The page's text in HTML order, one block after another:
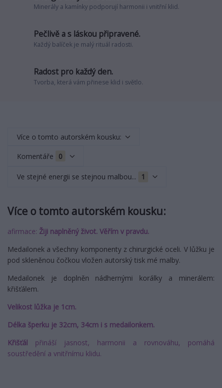
Minerály a kamínky podporují harmonii i vnitřní klid.
Pečlivě a s láskou připravené.
Každý balíček je malý rituál radosti.
Radost pro každý den.
Tvorba, která vám přinese klid i světlo.
Více o tomto autorském kousku:
Komentáře 0
Ve stejné energii se stejnou malbou... 1
Více o tomto autorském kousku:
afirmace: Žiji naplněný život. Věřím v pravdu.
Medailonek a všechny komponenty z chirurgické oceli. V lůžku je
pod skleněnou čočkou vložen autorský tisk mé malby.
Medailonek je doplněn nádhernými korálky a minerálem:
křišťálem.
Velikost lůžka je 1cm.
Délka šperku je 32cm, 34cm i s medailonkem.
Křišťál
přináší jasnost, harmonii a rovnováhu, pomáhá
soustředění a vnitřnímu klidu.